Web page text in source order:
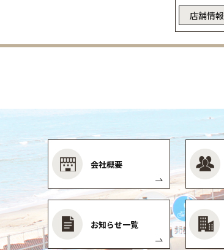
店舗情報
会社概要
お知らせ一覧